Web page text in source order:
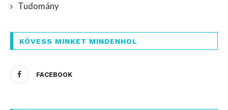
Tudomány
KÖVESS MINKET MINDENHOL
FACEBOOK